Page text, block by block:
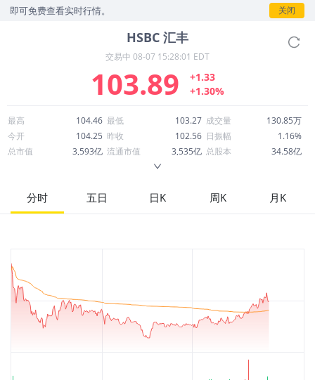
费查看实时行情。 关闭
HSBC 汇丰
交易中 08-07 15:28:01 EDT
103.89
+1.33
+1.30%
最高 104.46 最低 103.27 成交量
130.85万
今开
104.25 昨收 102.56 日振幅
1.16%
总市值
3,593亿 流通市值 3,535亿 总股本
34.58亿
52周最高
107.92 市盈率
16.91
股息
分时 五日 日K 周K 月K